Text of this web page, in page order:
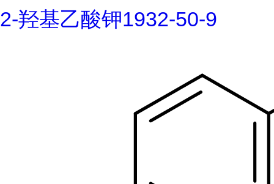
2-羟基乙酸钾1932-50-9